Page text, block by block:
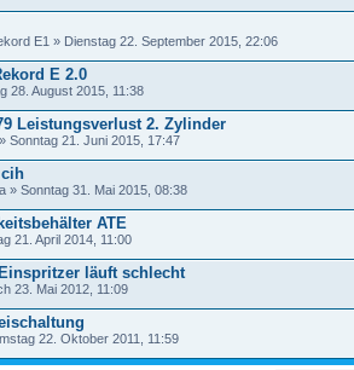
E1 » Dienstag 22. September 2015, 22:06
E 2.0
28. August 2015, 11:38
Leistungsverlust 2. Zylinder
Sonntag 21. Juni 2015, 17:47
» Sonntag 31. Mai 2015, 08:38
ATE
21. April 2014, 11:00
läuft schlecht
23. Mai 2012, 11:09
22. Oktober 2011, 11:59